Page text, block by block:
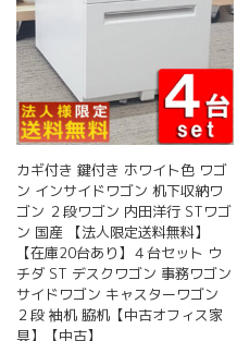
カギ付き 鍵付き ホワイト色 ワゴ
ン インサイドワゴン 机下収納ワ
ゴン ２段ワゴン 内田洋行 STワゴ
ン 国産 【法人限定送料無料】
【在庫20台あり】４台セット ウ
チダ ST デスクワゴン 事務ワゴン
サイドワゴン キャスターワゴン
２段 袖机 脇机【中古オフィス家
具】【中古】